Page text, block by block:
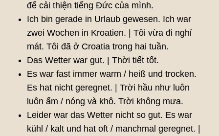
để cải thiện tiếng Đức của mình.
Ich bin gerade in Urlaub gewesen. Ich war
zwei Wochen in Kroatien. | Tôi vừa đi nghỉ
mát. Tôi đã ở Croatia trong hai tuần.
Das Wetter war gut. | Thời tiết tốt.
Es war fast immer warm / heiß und trocken.
Es hat nicht geregnet. | Trời hầu như luôn
luôn ấm / nóng và khô. Trời không mưa.
Leider war das Wetter nicht so gut. Es war
kühl / kalt und hat oft / manchmal geregnet. |